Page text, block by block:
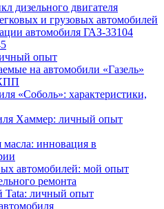
дизельного двигателя
и грузовых автомобилей
автомобиля ГАЗ-33104
опыт
на автомобили «Газель»
«Соболь»: характеристики,
Хаммер: личный опыт
масла: инновация в
автомобилей: мой опыт
ремонта
Tata: личный опыт